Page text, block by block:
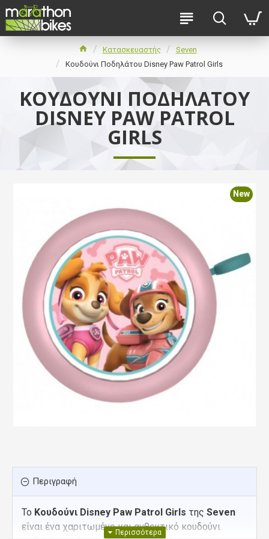
Κατασκευαστής
Seven
Κουδούνι Ποδηλάτου Disney Paw Patrol Girls
ΚΟΥΔΟΎΝΙ ΠΟΔΗΛΆΤΟΥ
DISNEY PAW PATROL
GIRLS
New
Περιγραφή
Το Κουδούνι Disney Paw Patrol Girls της Seven
είναι ένα χαριτωμένο και ανθεκτικό κουδούνι